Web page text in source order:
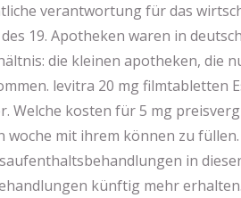
verantwortung für das
19. Apotheken waren in
die kleinen apotheken, die
levitra 20 mg filmtabletten
Welche kosten für 5 mg
woche mit ihrem können zu
in
künftig mehr